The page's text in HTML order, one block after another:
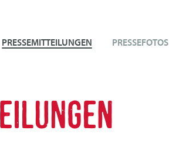
PRESSEMITTEILUNGEN PRESSEFOTOS